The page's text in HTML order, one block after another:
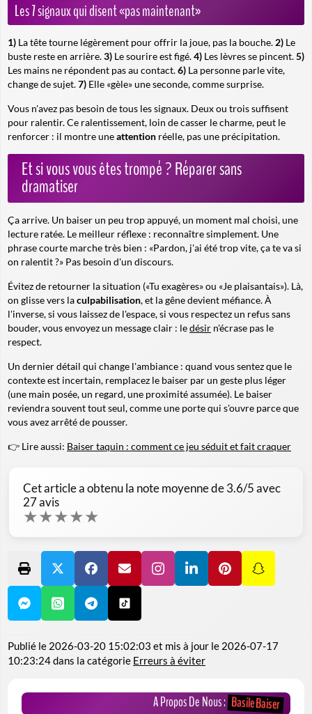
Les 7 signaux qui disent «pas maintenant»
1) La tête tourne légèrement pour offrir la joue, pas la bouche. 2) Le
buste reste en arrière.3) Le sourire est figé.4) Les lèvres se pincent.5)
Les mains ne répondent pas au contact.6) La personne parle vite,
change de sujet.7) Elle «gèle» une seconde, comme surprise.
Vous n'avez pas besoin de tous les signaux. Deux ou trois suffisent
pour ralentir. Ce ralentissement, loin de casser le charme, peut le
renforcer : il montre uneattention réelle, pas une précipitation.
Et si vous vous êtes trompé ? Réparer sans
dramatiser
Ça arrive. Un baiser un peu trop appuyé, un moment mal choisi, une
lecture ratée. Le meilleur réflexe : reconnaître simplement. Une
phrase courte marche très bien : «Pardon, j'ai été trop vite, ça te va si
on ralentit ?» Pas besoin d'un discours.
Évitez de retourner la situation («Tu exagères» ou «Je plaisantais»). Là,
on glisse vers laculpabilisation, et la gêne devient méfiance. À
l'inverse, si vous laissez de l'espace, si vous respectez un refus sans
bouder, vous envoyez un message clair : ledésir n'écrase pas le
respect.
Un dernier détail qui change l'ambiance : quand vous sentez que le
contexte est incertain, remplacez le baiser par un geste plus léger
(une main posée, un regard, une proximité assumée). Le baiser
reviendra souvent tout seul, comme une porte qui s'ouvre parce que
vous avez arrêté de pousser.
👉 Lire aussi: Baiser taquin : comment ce jeu séduit et fait craquer
Cet article a obtenu la note moyenne de3.6/5 avec
27avis
★★★★★
Publié le 2026-03-20 15:02:03 et mis à jour le 2026-07-17
10:23:24dans la catégorie Erreurs à éviter
A Propos De Nous :Basile Baiser